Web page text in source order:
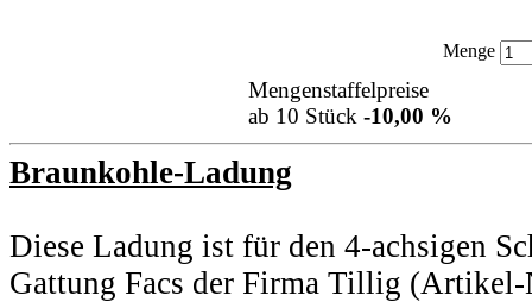
Menge
Mengenstaffelpreise
ab 10 Stück -10,00 %
Braunkohle-Ladung
Diese Ladung ist für den 4-achsigen
Gattung Facs der Firma Tillig (Artikel-